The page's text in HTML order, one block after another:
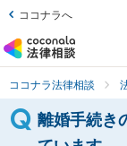
ココナラへ
ココナラ法律相談
離婚手続き